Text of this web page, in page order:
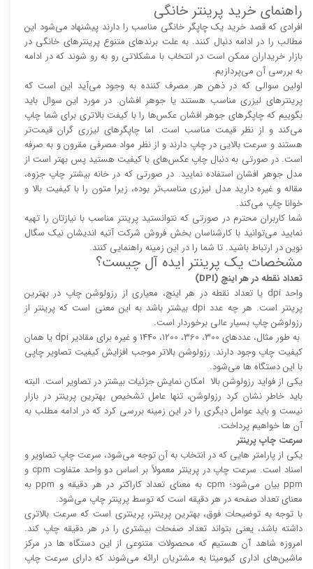
راهنمای خرید پرینتر خانگی
افرادی که قصد خرید یک چاپگر خانگی مناسب را دارند پیشنهاد می‌شود این
مطالب را در ادامه دنبال کنند. به علت برند‌های متنوع پرینتر‌های خانگی در
بازار خریداران ممکن است در انتخاب با مشکلاتی رو به رو شوند که در ادامه
به بررسی آن می‌پردازیم.
اولین سوالی که در ذهن هر مصرف کننده به وجود می‌آید این است که
پرینتر‌های لیزری مناسب هستند یا جوهر افشان. در مورد این سوال باید
بگوییم که چاپگر‌های جوهر افشان عکس‌ها را با کیفت بالا‌‌‌تری برای شما چاپ
می‌کند و از نظر قیمت مناسب است. اما چاپگر‌های لیزری گران قیمت‌تر
هستند و سرعت بالایی در چاپ دارند و از نظر مواد مصرفی مقرون و به صرفه
است. در صورتی به دنبال چاپ عکس‌های با کیفیت هستید پس بهتر است از
مدل جوهر افشان استفاده نمایید. در صورتی که در خانه بیشتر چاپ جزوه،
مقاله و غیره دارید مدل لیزری مناسب‌تر بوده، زیرا متون را با کیفیت بالا و
خوانا چاپ می‌کند.
شما کاربران محترم در صورتی که نتوانستید پرینتر مناسب با نیازتان را تهیه
نمایید می‌توانید با کارشناسان بخش فروش شرکت آتیه اندیشان نیک سگال
نوین در ارتباط باشید. تا شما را در این زمینه راهنمایی کنند.
مشخصات یک پرینتر ایده آل چیست؟
تعداد نقطه در هر اینچ (DPI)
واحد dpi یا تعداد نقطه در هر اینچ، معیاری از رزولوشن چاپ در بهترین
پرینتر است. هر چه عدد dpi بیشتر باشد به این معنی است که پرینتر از
رزولوشن چاپ بسیار عالی برخوردار است.
به طور مثال، عدد‌های 300، 360، 1200، 1440 و غیره برای مقادیر dpi یا همان
کیفیت چاپ وجود دارند. رزولوشن بالا‌‌تر موجب افزایش کیفیت تصاویر چاپی
با این دستگاه ها می‌شود.
یکی از فواید رزولوشن بالا امکان نمایش جزئیات بیشتر در تصاویر است. البته
باید خاطر نشان کرد رزولوشن، تنها عامل تشخیص بهترین پرینتر در بازار
نیست و باید عوامل دیگری را در این زمینه بررسی کرد که در ادامه مطلب به
آن ها خواهیم پرداخت.
سرعت چاپ پرینتر
یکی از پارامتر هایی که در انتخاب به آن توجه می‌شود، سرعت چاپ تصاویر و
اسناد است. سرعت چاپ در پرینتر معمولاً بر اساس دو واحد متفاوت cpm و
ppm بیان می‌شود؛ cpm به معنای تعداد کاراکتر در هر دقیقه و ppm به
معنای تعداد صفحه در هر دقیقه است که توسط پرینتر چاپ می‌شود.
با توجه به توضیحات فوق، بهترین پرینتر، پرینتری است که سرعت بالا‌‌تری
داشته باشد، یعنی بتواند تعداد صفحات بیشتری را در هر دقیقه چاپ کند.
امروزه شاهد آن هستیم که محصولات متنوعی از این دستگاه ها در مرکز
ماشین‌های اداری کیومیتا به مشتریان ارائه می‌شوند که دارای سرعت چاپ